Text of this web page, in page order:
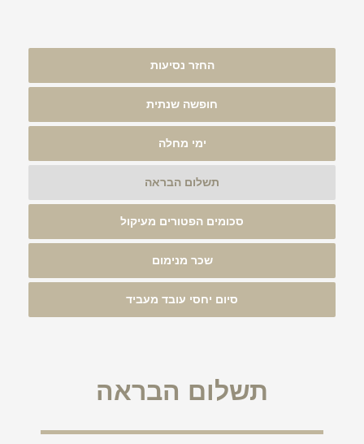
החזר נסיעות
חופשה שנתית
ימי מחלה
תשלום הבראה
סכומים הפטורים מעיקול
שכר מנימום
סיום יחסי עובד מעביד
תשלום הבראה